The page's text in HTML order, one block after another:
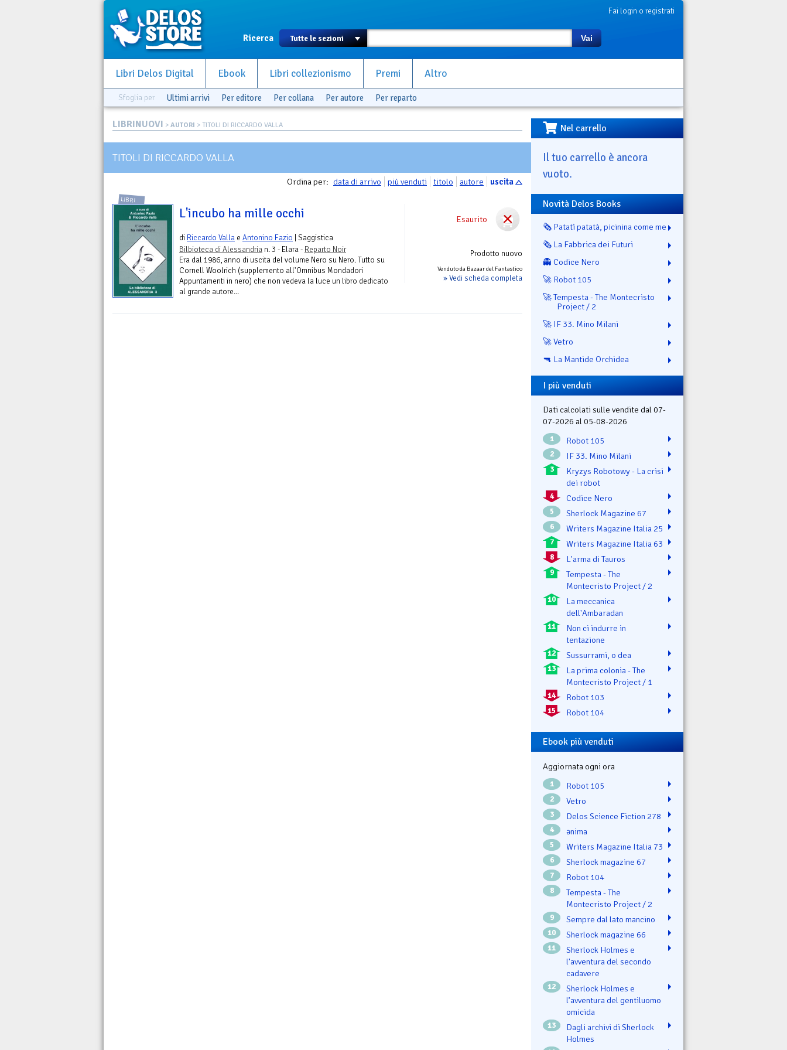
Fai login o registrati
Ricerca Vai
Libri Delos Digital Ebook Libri collezionismo Premi Altro
Sfoglia per Ultimi arrivi Per editore Per collana Per autore Per reparto
LIBRINUOVI > AUTORI > TITOLI DI RICCARDO VALLA
TITOLI DI RICCARDO VALLA
Ordina per: data di arrivo più venduti titolo autore uscita
Esaurito
Prodotto nuovo
Venduto da Bazaar del Fantastico
» Vedi scheda completa
LIBRI
L'incubo ha mille occhi
di Riccardo Valla e Antonino Fazio | Saggistica
Bilbioteca di Alessandria n. 3 - Elara - Reparto Noir
Era dal 1986, anno di uscita del volume Nero su Nero. Tutto su
Cornell Woolrich (supplemento all'Omnibus Mondadori
Appuntamenti in nero) che non vedeva la luce un libro dedicato
al grande autore...
Nel carrello
Il tuo carrello è ancora
vuoto.
Novità Delos Books
🗞️ Patatì patatà, picinina come me
🗞️ La Fabbrica dei Futuri
👻 Codice Nero
🚀 Robot 105
🚀 Tempesta - The Montecristo
Project / 2
🚀 IF 33. Mino Milani
🚀 Vetro
🔫 La Mantide Orchidea
I più venduti
Dati calcolati sulle vendite dal 07-
07-2026 al 05-08-2026
1 Robot 105
2 IF 33. Mino Milani
3
Kryzys Robotowy - La crisi
dei robot
4 Codice Nero
5 Sherlock Magazine 67
6 Writers Magazine Italia 25
7 Writers Magazine Italia 63
8 L'arma di Tauros
9
Tempesta - The
Montecristo Project / 2
10
La meccanica
dell'Ambaradan
11
Non ci indurre in
tentazione
12 Sussurrami, o dea
13
La prima colonia - The
Montecristo Project / 1
14 Robot 103
15 Robot 104
Ebook più venduti
Aggiornata ogni ora
1 Robot 105
2 Vetro
3 Delos Science Fiction 278
4 ənima
5 Writers Magazine Italia 73
6 Sherlock magazine 67
7 Robot 104
8
Tempesta - The
Montecristo Project / 2
9 Sempre dal lato mancino
10 Sherlock magazine 66
11
Sherlock Holmes e
l'avventura del secondo
cadavere
12
Sherlock Holmes e
l’avventura del gentiluomo
omicida
13
Dagli archivi di Sherlock
Holmes